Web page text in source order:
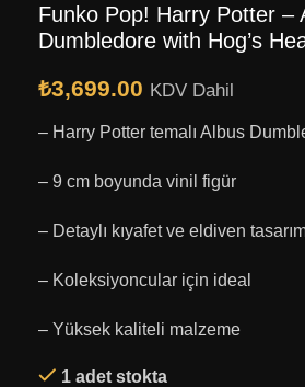
Funko Pop! Harry Potter –
Dumbledore with Hog’s
₺3,699.00 KDV Dahil
– Harry Potter temalı Albus
– 9 cm boyunda vinil figür
– Detaylı kıyafet ve eldiven
– Koleksiyoncular için ideal
– Yüksek kaliteli malzeme
1 adet stokta